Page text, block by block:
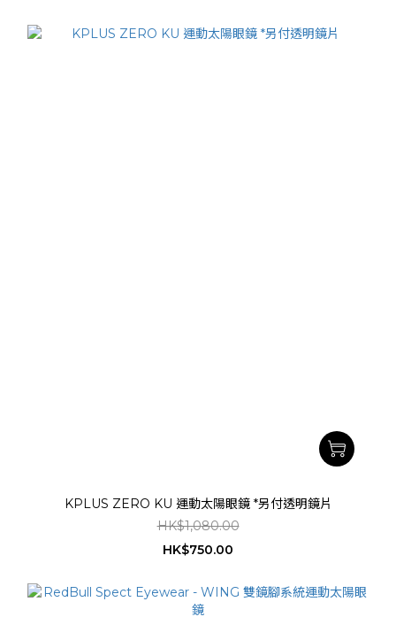
KPLUS ZERO KU 運動太陽眼鏡 *另付透明鏡片
HK$1,080.00
HK$750.00